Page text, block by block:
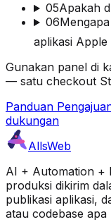
05Apakah
06
aplikasi
Gunakan panel di
— satu checkout
Panduan
dukungan
AllsWeb
AI + Automation +
produksi dikirim
publikasi aplikasi,
atau codebase apa